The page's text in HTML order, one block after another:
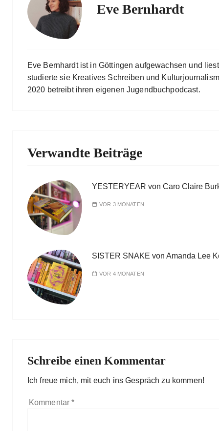
Eve Bernhardt
Eve Bernhardt ist in Göttingen aufgewachsen und
studierte sie Kreatives Schreiben und
2020 betreibt ihren eigenen Jugendbuchpodcast.
Verwandte Beiträge
YESTERYEAR von Caro Claire
VOR 3 MONATEN
SISTER SNAKE von Amanda Lee
VOR 4 MONATEN
Schreibe einen Kommentar
Ich freue mich, mit euch ins Gespräch zu kommen!
Kommentar*